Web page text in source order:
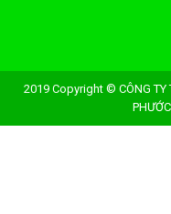
2019 Copyright © CÔNG TY